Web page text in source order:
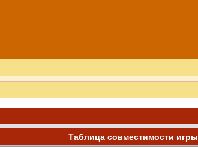
Таблица совместимости игры